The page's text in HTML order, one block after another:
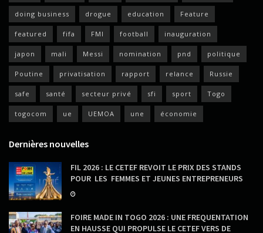
doing business drogue education Feature
featured fifa FMI football inauguration
japon mali Messi nomination pnd politique
Poutine privatisation rapport relance Russie
safe santé secteur privé sfi sport Togo
togocom ue UEMOA une économie
Dernières nouvelles
FIL 2026 : LE CETEF REVOIT LE PRIX DES STANDS
POUR LES FEMMES ET JEUNES ENTREPRENEURS
FOIRE MADE IN TOGO 2026 : UNE FREQUENTATION
EN HAUSSE QUI PROPULSE LE CETEF VERS DE